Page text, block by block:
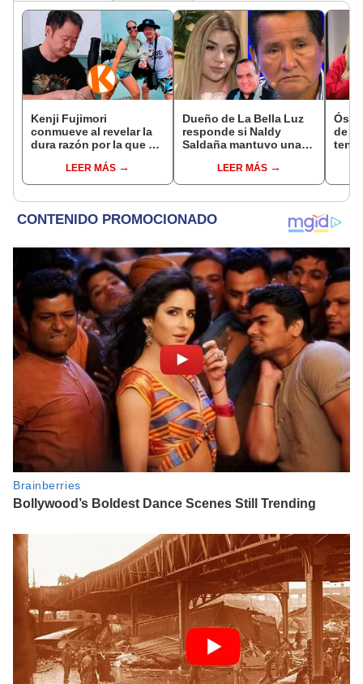
Kenji Fujimori
conmueve al revelar la
dura razón por la que no
esposa Erika Muñóz: "El
proceso judicial"
LEER MÁS
Dueño de La Bella Luz
responde si Naldy
Saldaña mantuvo una
exdirector musical: “No
me consta”
LEER MÁS
de